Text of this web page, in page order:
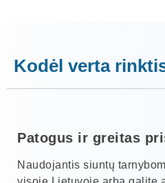
Kodėl verta
Patogus ir greitas
Naudojantis siuntų